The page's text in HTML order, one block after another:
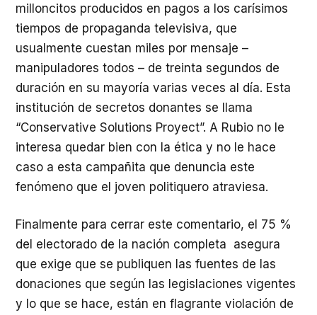
milloncitos producidos en pagos a los carísimos
tiempos de propaganda televisiva, que
usualmente cuestan miles por mensaje –
manipuladores todos – de treinta segundos de
duración en su mayoría varias veces al día. Esta
institución de secretos donantes se llama
“Conservative Solutions Proyect”. A Rubio no le
interesa quedar bien con la ética y no le hace
caso a esta campañita que denuncia este
fenómeno que el joven politiquero atraviesa.
Finalmente para cerrar este comentario, el 75 %
del electorado de la nación completa asegura
que exige que se publiquen las fuentes de las
donaciones que según las legislaciones vigentes
y lo que se hace, están en flagrante violación de